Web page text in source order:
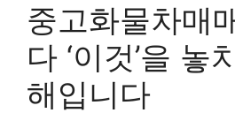
중고화물차매
다 ‘이것’을 놓
해입니다